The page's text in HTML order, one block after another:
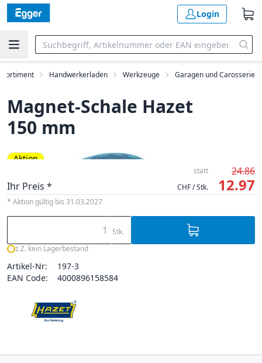
Login
Sortiment Handwerkerladen Werkzeuge Garagen und Carosserie
Magnet-Schale Hazet
150 mm
Aktion
statt
24.86
Ihr Preis *
CHF / Stk. 12.97
* Aktion gültig bis 31.03.2027
Stk.
z.Z. kein Lagerbestand
Artikel-Nr:
197-3
EAN Code:
4000896158584